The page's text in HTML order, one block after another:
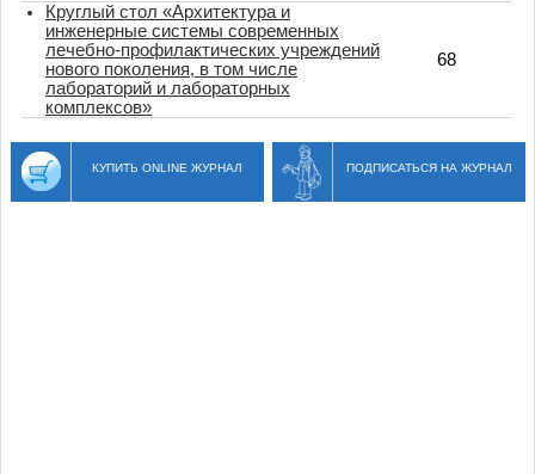
Круглый стол «Архитектура и
инженерные системы современных
лечебно-профилактических учреждений
нового поколения, в том числе
лабораторий и лабораторных
комплексов»
68
КУПИТЬ ONLINE ЖУРНАЛ ПОДПИСАТЬСЯ НА ЖУРНАЛ